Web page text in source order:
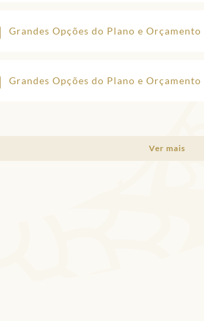
Grandes Opções do Plano e Orçamento
Grandes Opções do Plano e Orçamento
Ver mais